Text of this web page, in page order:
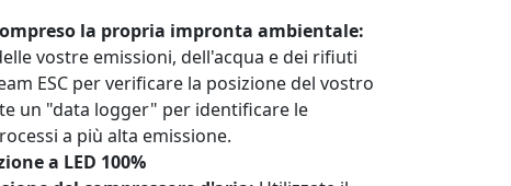
la propria impronta ambientale:
vostre emissioni, dell'acqua e dei rifiuti
ESC per verificare la posizione del vostro
un "data logger" per identificare le
a più alta emissione.
a LED 100%